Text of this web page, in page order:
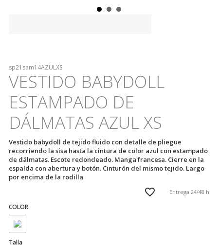
sp21sam14AZULXS
VESTIDO BABYDOLL
ESTAMPADO DE
DÁLMATAS AZUL XS
Vestido babydoll de tejido fluido con detalle de pliegue
recorriendo la sisa hasta la cintura de color azul con estampado
de dálmatas. Escote redondeado. Manga francesa. Cierre en la
espalda con abertura y botón. Cinturón del mismo tejido. Largo
por encima de la rodilla
Entrega 24/48 h
COLOR
Talla